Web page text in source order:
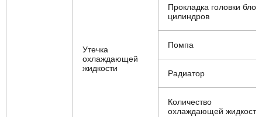
Утечка
охлаждающей
жидкости
Прокладка головки
цилиндров
Помпа
Радиатор
Количество
охлаждающей жидкости